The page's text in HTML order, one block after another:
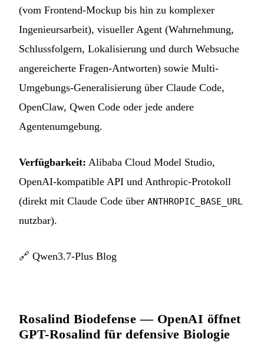
(vom Frontend-Mockup bis hin zu komplexer
Ingenieursarbeit), visueller Agent (Wahrnehmung,
Schlussfolgern, Lokalisierung und durch Websuche
angereicherte Fragen-Antworten) sowie Multi-
Umgebungs-Generalisierung über Claude Code,
OpenClaw, Qwen Code oder jede andere
Agentenumgebung.
Verfügbarkeit: Alibaba Cloud Model Studio,
OpenAI-kompatible API und Anthropic-Protokoll
(direkt mit Claude Code über ANTHROPIC_BASE_URL
nutzbar).
🔗 Qwen3.7-Plus Blog
Rosalind Biodefense — OpenAI öffnet
GPT-Rosalind für defensive Biologie